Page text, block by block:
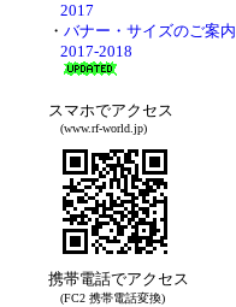
2017
・ バナー・サイズのご案内
2017-2018
スマホでアクセス
(www.rf-world.jp)
携帯電話でアクセス
(FC2 携帯電話変換)